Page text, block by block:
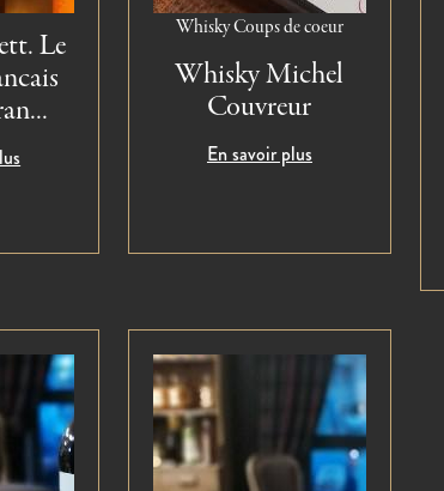
Le
WhiskyCoups de coeur
Whisky Michel
Couvreur
En savoir plus